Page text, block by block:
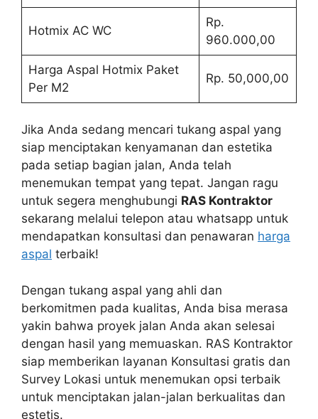
Hotmix AC WC
Rp.
960.000,00
Harga Aspal Hotmix Paket
Per M2
Rp. 50,000,00
Jika Anda sedang mencari tukang aspal yang
siap menciptakan kenyamanan dan estetika
pada setiap bagian jalan, Anda telah
menemukan tempat yang tepat. Jangan ragu
untuk segera menghubungi RAS Kontraktor
sekarang melalui telepon atau whatsapp untuk
mendapatkan konsultasi dan penawaran harga
aspal terbaik!
Dengan tukang aspal yang ahli dan
berkomitmen pada kualitas, Anda bisa merasa
yakin bahwa proyek jalan Anda akan selesai
dengan hasil yang memuaskan. RAS Kontraktor
siap memberikan layanan Konsultasi gratis dan
Survey Lokasi untuk menemukan opsi terbaik
untuk menciptakan jalan-jalan berkualitas dan
estetis.